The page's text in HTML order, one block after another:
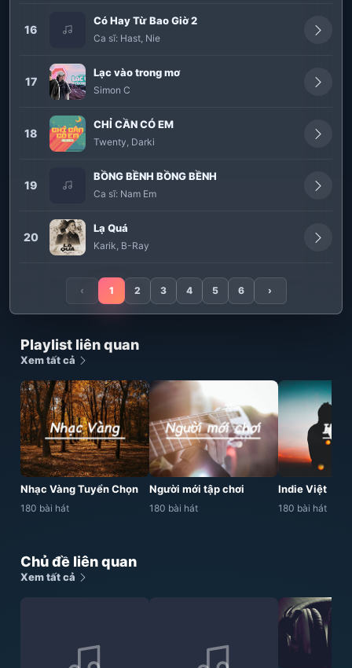
16
Có Hay Từ Bao Giờ 2
Ca sĩ: Hast, Nie
17
Lạc vào trong mơ
Simon C
18
CHỈ CẦN CÓ EM
Twenty, Darki
19
BỒNG BỀNH BỒNG BỀNH
Ca sĩ: Nam Em
20
Lạ Quá
Karik, B-Ray
‹ 1 2 3 4 5 6 ›
Playlist liên quan
Xem tất cả
Nhạc Vàng Tuyển Chọn
180 bài hát
Người mới tập chơi
180 bài hát
Indie Việt
180 bài hát
Chủ đề liên quan
Xem tất cả